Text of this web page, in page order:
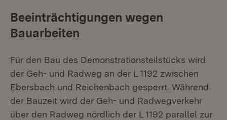
Beeinträchtigungen wegen
Bauarbeiten
Für den Bau des Demonstrationsteilstücks wird
der Geh- und Radweg an der L 1192 zwischen
Ebersbach und Reichenbach gesperrt. Während
der Bauzeit wird der Geh- und Radwegverkehr
über den Radweg nördlich der L 1192 parallel zur